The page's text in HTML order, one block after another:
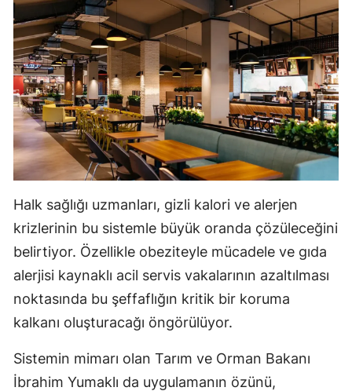
Halk sağlığı uzmanları, gizli kalori ve alerjen
krizlerinin bu sistemle büyük oranda çözüleceğini
belirtiyor. Özellikle obeziteyle mücadele ve gıda
alerjisi kaynaklı acil servis vakalarının azaltılması
noktasında bu şeffaflığın kritik bir koruma
kalkanı oluşturacağı öngörülüyor.
Sistemin mimarı olan Tarım ve Orman Bakanı
İbrahim Yumaklı da uygulamanın özünü,